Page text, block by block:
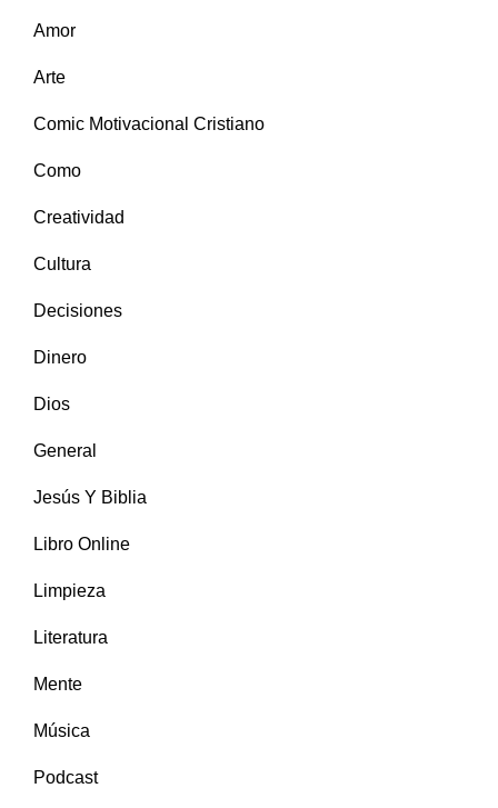
Amor
Arte
Comic Motivacional Cristiano
Como
Creatividad
Cultura
Decisiones
Dinero
Dios
General
Jesús Y Biblia
Libro Online
Limpieza
Literatura
Mente
Música
Podcast